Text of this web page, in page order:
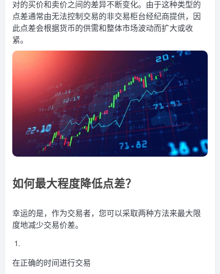
对的买价和卖价之间的差异不断变化。由于这种类型的
点差通常由无法控制交易的非交易柜台经纪商提供，因
此点差会根据货币的供需和整体市场波动而扩大或收
紧。
如何最大程度降低点差？
幸运的是，作为交易者，您可以采取两种方法来最大限
度地减少交易价差。
在正确的时间进行交易